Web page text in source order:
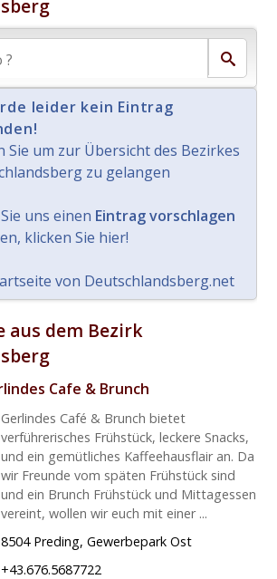
leider kein Eintrag
Sie um zur Übersicht des Bezirkes
zu gelangen
uns einen Eintrag vorschlagen
klicken Sie hier!
von Deutschlandsberg.net
aus dem Bezirk
Cafe & Brunch
Gerlindes Café & Brunch bietet
verführerisches Frühstück, leckere Snacks,
und ein gemütliches Kaffeehausflair an. Da
wir Freunde vom späten Frühstück sind
und ein Brunch Frühstück und Mittagessen
vereint, wollen wir euch mit einer ...
8504 Preding, Gewerbepark Ost
+43.676.5687722